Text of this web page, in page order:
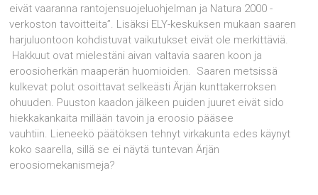
eivät vaaranna rantojensuojeluohjelman ja Natura 2000 -
verkoston tavoitteita”. Lisäksi ELY-keskuksen mukaan saaren
harjuluontoon kohdistuvat vaikutukset eivät ole merkittäviä.
Hakkuut ovat mielestäni aivan valtavia saaren koon ja
eroosioherkän maaperän huomioiden. Saaren metsissä
kulkevat polut osoittavat selkeästi Ärjän kunttakerroksen
ohuuden. Puuston kaadon jälkeen puiden juuret eivät sido
hiekkakankaita millään tavoin ja eroosio pääsee
vauhtiin. Lieneekö päätöksen tehnyt virkakunta edes käynyt
koko saarella, sillä se ei näytä tuntevan Ärjän
eroosiomekanismeja?